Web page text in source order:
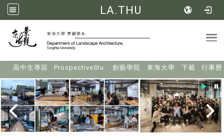
LA.THU
高中生專區 ProspectiveStu. 創藝學院 東海大學 下載 行事歷